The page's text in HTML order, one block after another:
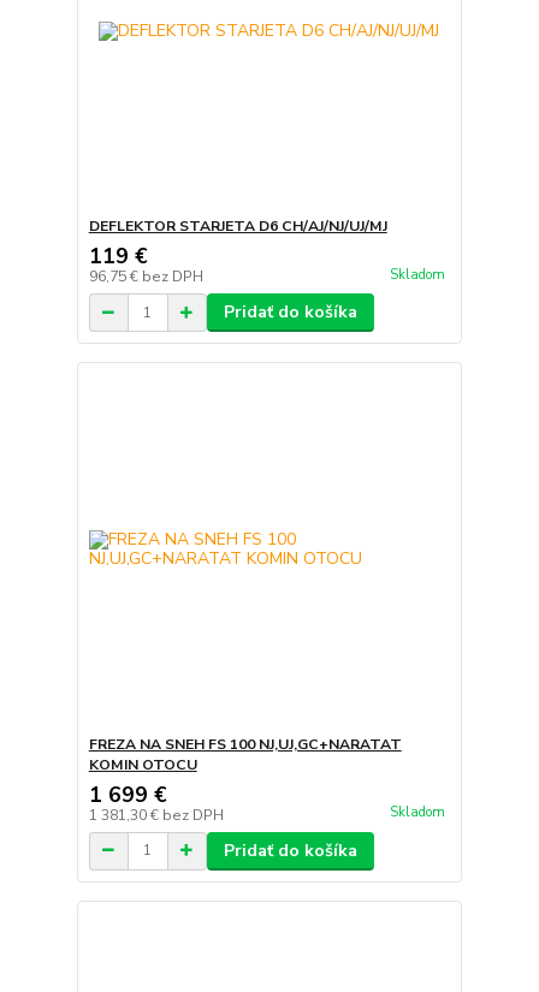
DEFLEKTOR STARJETA D6 CH/AJ/NJ/UJ/MJ
119 €
96,75 € bez DPH Skladom
Pridať do košíka
FREZA NA SNEH FS 100 NJ,UJ,GC+NARATAT
KOMIN OTOCU
1 699 €
1 381,30 € bez DPH Skladom
Pridať do košíka